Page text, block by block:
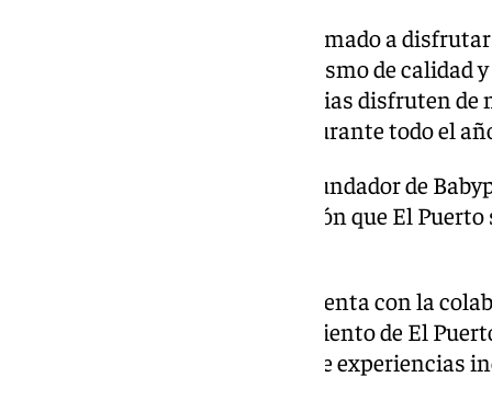
El alcalde Germán Bardo ha animado a
proyecto que apuesta por el turismo de calidad
ocasión ideal para que las familias disfruten
como destino de primer nivel durante todo el
Para Juan Manuel Venegas, cofundador de
organizadora “es una satisfacción que El
Con este evento pionero, que cuenta con la
Provincial de Cádiz, el Ayuntamiento de El
turismo familiar y la creación de experiencias